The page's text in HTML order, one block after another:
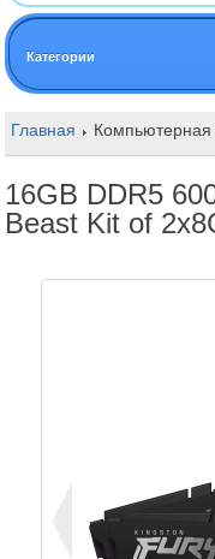
Категории
Главная Компьютерная
16GB DDR5
Beast Kit of